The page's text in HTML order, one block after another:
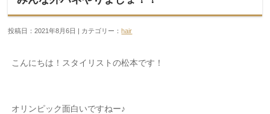
投稿日：2021年8月6日 | カテゴリー：hair
こんにちは！スタイリストの松本です！
オリンピック面白いですねー♪